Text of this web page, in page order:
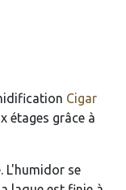
Cigar
étages grâce à
L'humidor se